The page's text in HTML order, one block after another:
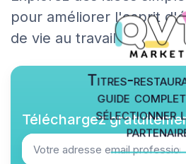
pour améliorer l'esprit
de vie au travail.
Titres-
guide
sélectionner
Téléchargez